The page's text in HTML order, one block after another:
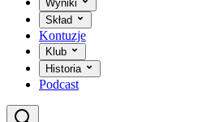
Wyniki
Skład
Kontuzje
Klub
Historia
Podcast